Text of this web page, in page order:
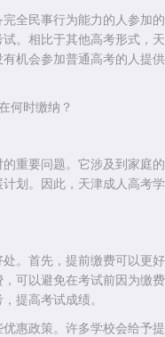
全民事行为能力的人参加的
。相比于其他高考形式，天
机会参加普通高考的人提供
重要问题。它涉及到家庭的
划。因此，天津成人高考学
。首先，提前缴费可以更好
可以避免在考试前因为缴费
提高考试成绩。
惠政策。许多学校会给予提